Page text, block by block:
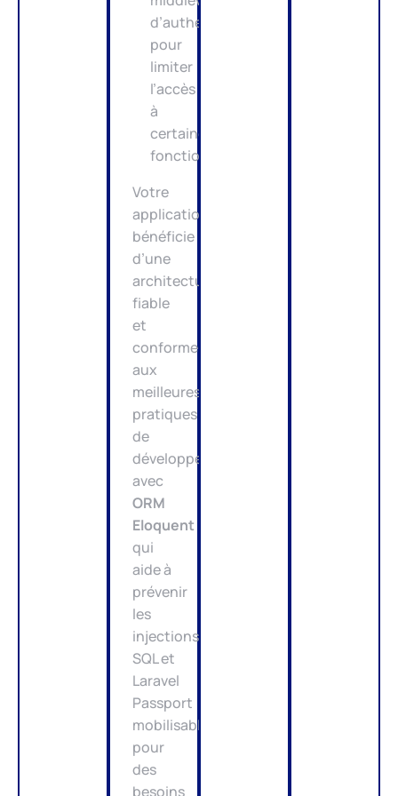
d’authentification
pour
limiter
l’accès
à
certaines
fonctionnalités
Votre
application
bénéficie
d’une
architecture
fiable
et
conforme
aux
meilleures
pratiques
de
développement,
avec
ORM
Eloquent
qui
aide à
prévenir
les
injections
SQL et
Laravel
Passport
mobilisable
pour
des
besoins